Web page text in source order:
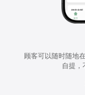
顾客可以随时随地
自提，